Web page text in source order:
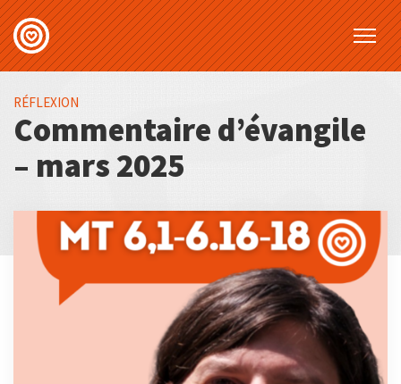
RÉFLEXION
Commentaire d’évangile
– mars 2025